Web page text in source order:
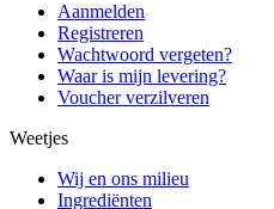
Aanmelden
Registreren
Wachtwoord vergeten?
Waar is mijn levering?
Voucher verzilveren
Weetjes
Wij en ons milieu
Ingrediënten